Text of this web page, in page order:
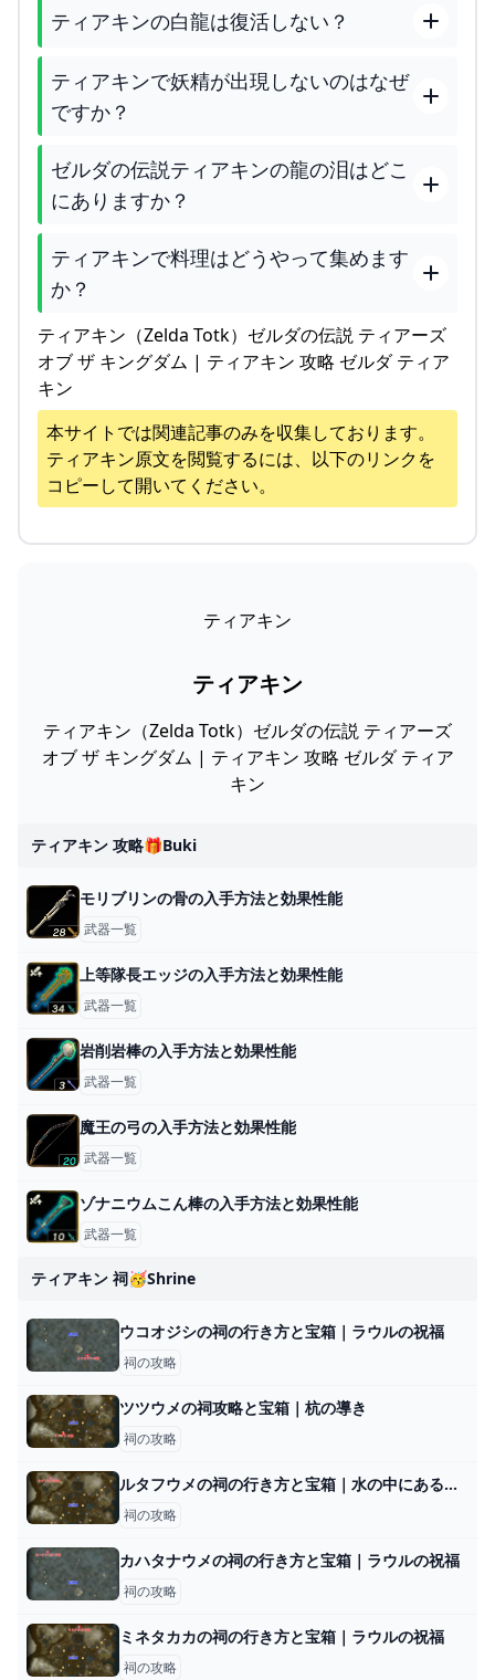
ティアキンの白龍は復活しない？
ティアキンで妖精が出現しないのはなぜ
ですか？
ゼルダの伝説ティアキンの龍の泪はどこ
にありますか？
ティアキンで料理はどうやって集めます
か？
ティアキン（Zelda Totk）ゼルダの伝説 ティアーズ
オブ ザ キングダム | ティアキン 攻略 ゼルダ ティア
キン
本サイトでは関連記事のみを収集しております。
ティアキン原文を閲覧するには、以下のリンクを
コピーして開いてください。
ティアキン
ティアキン
ティアキン（Zelda Totk）ゼルダの伝説 ティアーズ
オブ ザ キングダム | ティアキン 攻略 ゼルダ ティア
キン
ティアキン 攻略🎁buki
モリブリンの骨の入手方法と効果性能
武器一覧
上等隊長エッジの入手方法と効果性能
武器一覧
岩削岩棒の入手方法と効果性能
武器一覧
魔王の弓の入手方法と効果性能
武器一覧
ゾナニウムこん棒の入手方法と効果性能
武器一覧
ティアキン 祠🥳shrine
ウコオジシの祠の行き方と宝箱｜ラウルの祝福
祠の攻略
ツツウメの祠攻略と宝箱｜杭の導き
祠の攻略
ルタフウメの祠の行き方と宝箱｜水の中にある水晶の取り方
祠の攻略
カハタナウメの祠の行き方と宝箱｜ラウルの祝福
祠の攻略
ミネタカカの祠の行き方と宝箱｜ラウルの祝福
祠の攻略